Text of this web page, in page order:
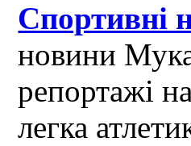
Спортивні
новини
репортажі
легка